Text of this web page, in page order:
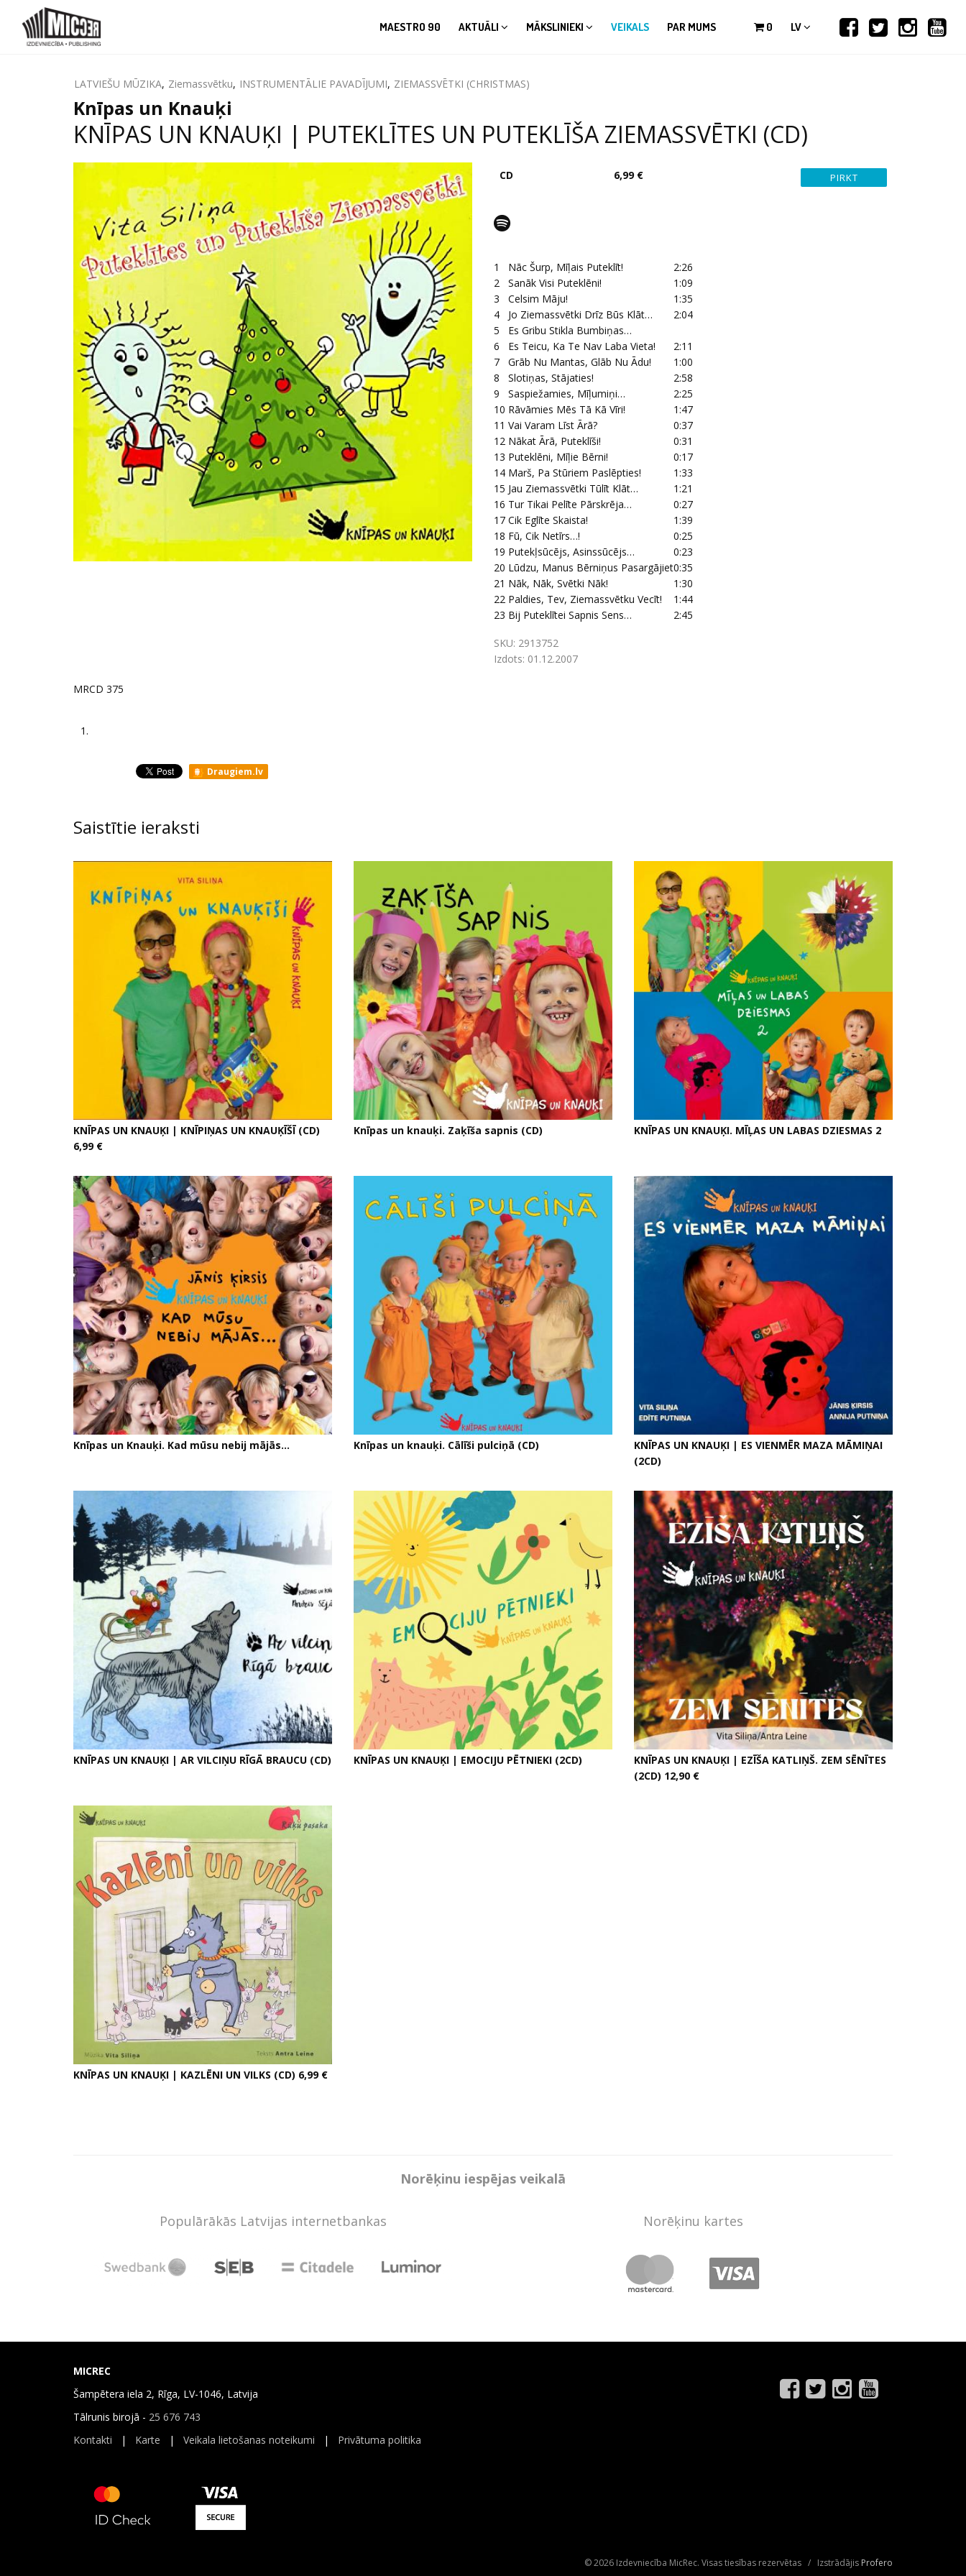
MAESTRO 90 AKTUĀLI MĀKSLINIEKI VEIKALS PAR MUMS 0 LV
LATVIEŠU MŪZIKA, Ziemassvētku, INSTRUMENTĀLIE PAVADĪJUMI, ZIEMASSVĒTKI (CHRISTMAS)
Knīpas un Knauķi
KNĪPAS UN KNAUĶI | PUTEKLĪTES UN PUTEKLĪŠA ZIEMASSVĒTKI (CD)
CD 6,99 €
1 Nāc Šurp, Mīļais Puteklīt!
2:26
2
Sanāk Visi Puteklēni!
1:09
3
Celsim Māju!
1:35
4
Jo Ziemassvētki Drīz Būs Klāt…
2:04
5
Es Gribu Stikla Bumbiņas…
6
Es Teicu, Ka Te Nav Laba Vieta!
2:11
7
Grāb Nu Mantas, Glāb Nu Ādu!
1:00
8
Slotiņas, Stājaties!
2:58
9
Saspiežamies, Mīļumiņi…
2:25
10 Rāvāmies Mēs Tā Kā Vīri!
1:47
11 Vai Varam Līst Ārā?
0:37
12 Nākat Ārā, Puteklīši!
0:31
13 Puteklēni, Mīļie Bērni!
0:17
14 Marš, Pa Stūriem Paslēpties!
1:33
15 Jau Ziemassvētki Tūlīt Klāt…
1:21
16 Tur Tikai Pelīte Pārskrēja…
0:27
17 Cik Eglīte Skaista!
1:39
18 Fū, Cik Netīrs…!
0:25
19 Putekļsūcējs, Asinssūcējs…
0:23
20 Lūdzu, Manus Bērniņus Pasargājiet0:35
21 Nāk, Nāk, Svētki Nāk!
1:30
22 Paldies, Tev, Ziemassvētku Vecīt!
1:44
23 Bij Puteklītei Sapnis Sens… 2:45
SKU: 2913752
Izdots: 01.12.2007
MRCD 375
1.
Draugiem.lv
Saistītie ieraksti
KNĪPAS UN KNAUĶI | KNĪPIŅAS UN KNAUĶĪŠĪ (CD)
6,99 €
Knīpas un knauķi. Zaķīša sapnis (CD) KNĪPAS UN KNAUĶI. MĪĻAS UN LABAS DZIESMAS 2
Knīpas un Knauķi. Kad mūsu nebij mājās... Knīpas un knauķi. Cālīši pulciņā (CD)
KNĪPAS UN KNAUĶI | ES VIENMĒR MAZA MĀMIŅAI
(2CD)
KNĪPAS UN KNAUĶI | AR VILCIŅU RĪGĀ BRAUCU (CD) KNĪPAS UN KNAUĶI | EMOCIJU PĒTNIEKI (2CD)
KNĪPAS UN KNAUĶI | EZĪŠA KATLIŅŠ. ZEM SĒNĪTES
(2CD) 12,90 €
KNĪPAS UN KNAUĶI | KAZLĒNI UN VILKS (CD) 6,99 €
Norēķinu iespējas veikalā
Populārākās Latvijas internetbankas Norēķinu kartes
MICREC
Šampētera iela 2, Rīga, LV-1046, Latvija
Tālrunis birojā - 25 676 743
Kontakti | Karte | Veikala lietošanas noteikumi | Privātuma politika
© 2026 Izdevniecība MicRec. Visas tiesības rezervētas / Izstrādājis Profero